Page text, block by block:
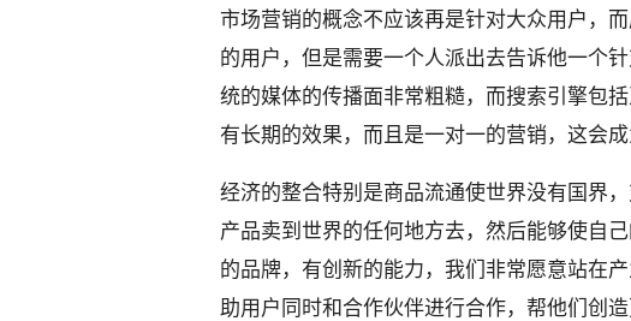
市场营销的概念不应该再是针对大众用户，
的用户，但是需要一个人派出去告诉他一个
统的媒体的传播面非常粗糙，而搜索引擎包
有长期的效果，而且是一对一的营销，这会成
经济的整合特别是商品流通使世界没有国界
产品卖到世界的任何地方去，然后能够使自
的品牌，有创新的能力，我们非常愿意站在
助用户同时和合作伙伴进行合作，帮他们创造